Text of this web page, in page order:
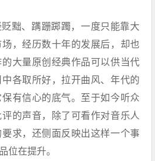
黜、蹒跚踯躅，一度只能靠大
，经历数十年的发展后，却也
大量原创经典作品可以供当代
各取所好，拉开曲风、年代的
有信心的底气。至于如今听众
的声音，除了可看作对音乐人
求，还侧面反映出这样一个事
位在提升。